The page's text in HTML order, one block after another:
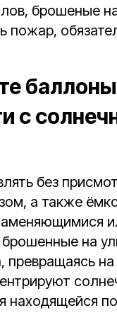
брошеные
пожар,
с
без
а также
на
превращаясь
находящейся